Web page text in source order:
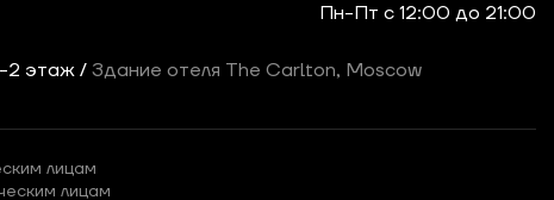
Пн-Пт c 12:00 до 21:00
-2 этаж / Здание отеля The Carlton, Moscow
лицам
лицам